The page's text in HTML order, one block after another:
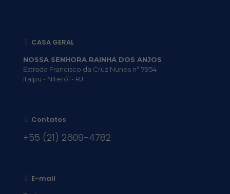
CASA GERAL
NOSSA SENHORA RAINHA DOS ANJOS
Estrada Francisco da Cruz Nunes n° 7954
Itaipu - Niterói - RJ
Contatos
+55 (21) 2609-4782
E-mail